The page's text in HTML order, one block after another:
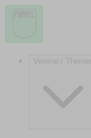
Vereine / Themen